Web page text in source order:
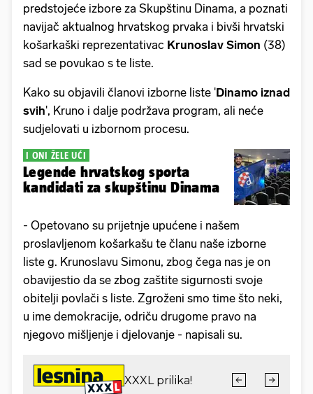
predstojeće izbore za Skupštinu Dinama, a poznati
navijač aktualnog hrvatskog prvaka i bivši hrvatski
košarkaški reprezentativac Krunoslav Simon (38)
sad se povukao s te liste.
Kako su objavili članovi izborne liste 'Dinamo iznad
svih', Kruno i dalje podržava program, ali neće
sudjelovati u izbornom procesu.
I ONI ŽELE UĆI
Legende hrvatskog sporta
kandidati za skupštinu Dinama
- Opetovano su prijetnje upućene i našem
proslavljenom košarkašu te članu naše izborne
liste g. Krunoslavu Simonu, zbog čega nas je on
obavijestio da se zbog zaštite sigurnosti svoje
obitelji povlači s liste. Zgroženi smo time što neki,
u ime demokracije, odriču drugome pravo na
njegovo mišljenje i djelovanje - napisali su.